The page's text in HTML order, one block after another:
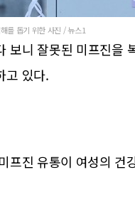
를 돕기 위한 사진 / 뉴스1
보니 잘못된 미프진을
고 있다.
프진 유통이 여성의 건